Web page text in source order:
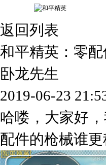
返回列表
和平精英：零
卧龙先生
2019-06-23
哈喽，大家好
配件的枪械谁